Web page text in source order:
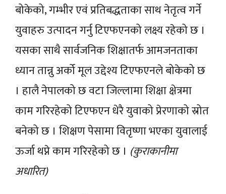
बोकेको, गम्भीर एवं प्रतिबद्धताका साथ नेतृत्व गर्ने
युवाहरु उत्पादन गर्नु टिएफएनको लक्ष्य रहेको छ ।
यसका साथै सार्वजनिक शिक्षातर्फ आमजनताका
ध्यान तान्नु अर्को मूल उद्देश्य टिएफएनले बोकेको छ
। हालै नेपालको छ वटा जिल्लामा शिक्षा क्षेत्रमा
काम गरिरहेको टिएफएन धेरै युवाको प्रेरणाको स्रोत
बनेको छ । शिक्षण पेसामा वितृष्णा भएका युवालाई
ऊर्जा थप्ने काम गरिरहेको छ । (कुराकानीमा
अधारित)